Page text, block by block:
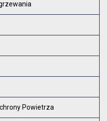
Powietrza